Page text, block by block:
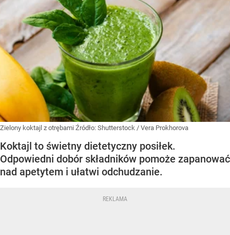
Zielony koktajl z otrębami Źródło: Shutterstock / Vera Prokhorova
Koktajl to świetny dietetyczny posiłek.
Odpowiedni dobór składników pomoże zapanować
nad apetytem i ułatwi odchudzanie.